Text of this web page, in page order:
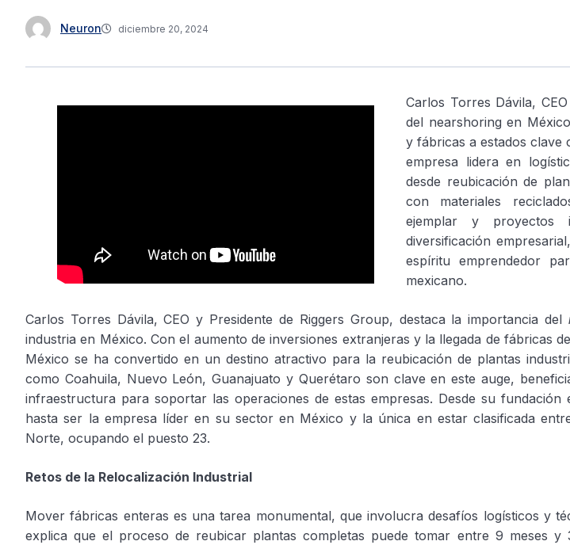
Neuron diciembre 20, 2024
Carlos Torres Dávila,
del nearshoring en
y fábricas a estados clave
empresa lidera en
desde reubicación de
con materiales
ejemplar y proyectos
diversificación
espíritu emprendedor
mexicano.
Carlos Torres Dávila, CEO y Presidente de Riggers Group, destaca la importancia del
industria en México. Con el aumento de inversiones extranjeras y la llegada de fábricas
México se ha convertido en un destino atractivo para la reubicación de plantas
como Coahuila, Nuevo León, Guanajuato y Querétaro son clave en este auge,
infraestructura para soportar las operaciones de estas empresas. Desde su fundación
hasta ser la empresa líder en su sector en México y la única en estar clasificada
Norte, ocupando el puesto 23.
Retos de la Relocalización Industrial
Mover fábricas enteras es una tarea monumental, que involucra desafíos logísticos y
explica que el proceso de reubicar plantas completas puede tomar entre 9 meses y